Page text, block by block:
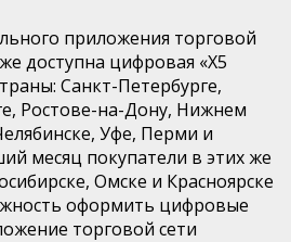
приложения торговой
доступна цифровая «X5
Санкт-Петербурге,
Ростове-на-Дону, Нижнем
Уфе, Перми и
месяц покупатели в этих же
Омске и Красноярске
оформить цифровые
торговой сети